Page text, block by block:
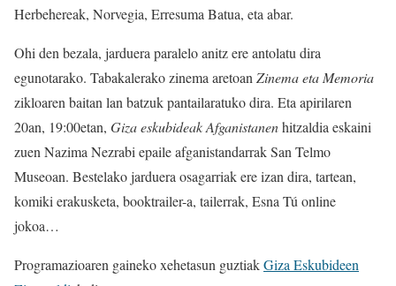
Herbehereak, Norvegia, Erresuma Batua, eta abar.
Ohi den bezala, jarduera paralelo anitz ere antolatu dira
egunotarako. Tabakalerako zinema aretoanZinema eta Memoria
zikloaren baitan lan batzuk pantailaratuko dira. Eta apirilaren
20an, 19:00etan, Giza eskubideak Afganistanenhitzaldia eskaini
zuen Nazima Nezrabi epaile afganistandarrak San Telmo
Museoan. Bestelako jarduera osagarriak ere izan dira, tartean,
komiki erakusketa, booktrailer-a, tailerrak, Esna Tú online
jokoa…
Programazioaren gaineko xehetasun guztiakGiza Eskubideen